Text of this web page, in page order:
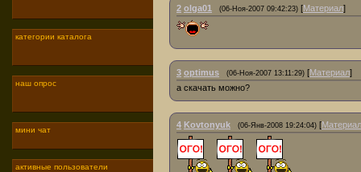
категории каталога
наш опрос
мини чат
активные пользователи
2 olga01 (06-Ноя-2007 09:42:23) [Материал]
3 optimus (06-Ноя-2007 13:11:29) [Материал]
а скачать можно?
4 Kovtonyuk (06-Янв-2008 19:24:04) [Материал